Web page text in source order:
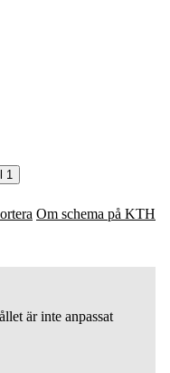
1
Om schema på KTH
är inte anpassat